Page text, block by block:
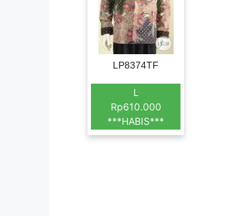
LP8374TF
L
Rp610.000
***HABIS***